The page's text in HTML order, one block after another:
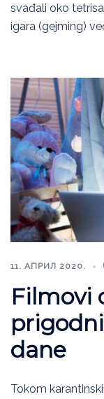
svađali oko
igara (gejming)
11. АПРИЛ 2020.
Filmovi
dane
Tokom